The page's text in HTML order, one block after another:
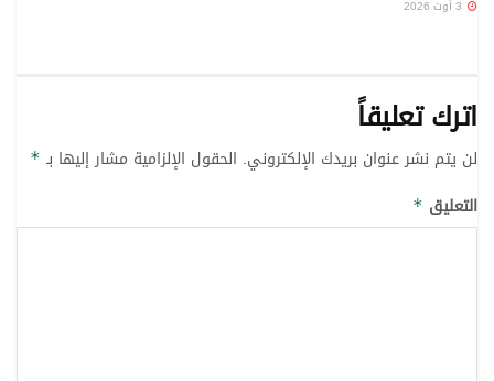
اترك تعليقاً
لن يتم نشر عنوان بريدك الإلكتروني. الحقول الإلزامية مشار إليها بـ *
التعليق *